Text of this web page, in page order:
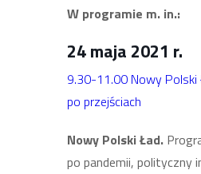
W programie m.‌ in.:
24 maja 2021 r.
9.30-11.00 Nowy Polski
po przejściach
Nowy Polski Ład.
po pandemii, polityczny